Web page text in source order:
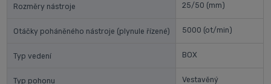
Rozměry nástroje 25/50 (mm)
Otáčky poháněného nástroje (plynule řízené) 5000 (ot/min)
Typ vedení BOX
Typ pohonu Vestavěný